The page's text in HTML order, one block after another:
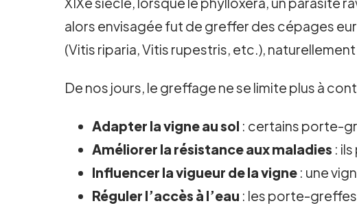
alors envisagée fut de greffer des cépages
(Vitis riparia, Vitis rupestris, etc.),
De nos jours, le greffage ne se limite plus à
Adapter la vigne au sol : certains porte-
Améliorer la résistance aux maladies :
Influencer la vigueur de la vigne : une
Réguler l’accès à l’eau : les porte-